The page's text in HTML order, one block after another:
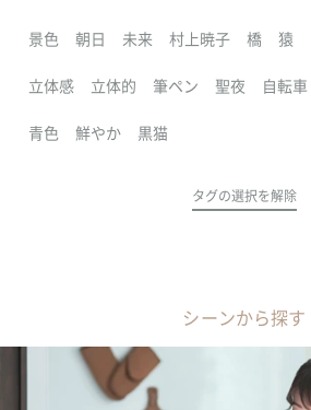
景色 朝日 未来 村上暁子 橋 猿
立体感 立体的 筆ペン 聖夜 自転車
青色 鮮やか 黒猫
タグの選択を解除
シーンから探す